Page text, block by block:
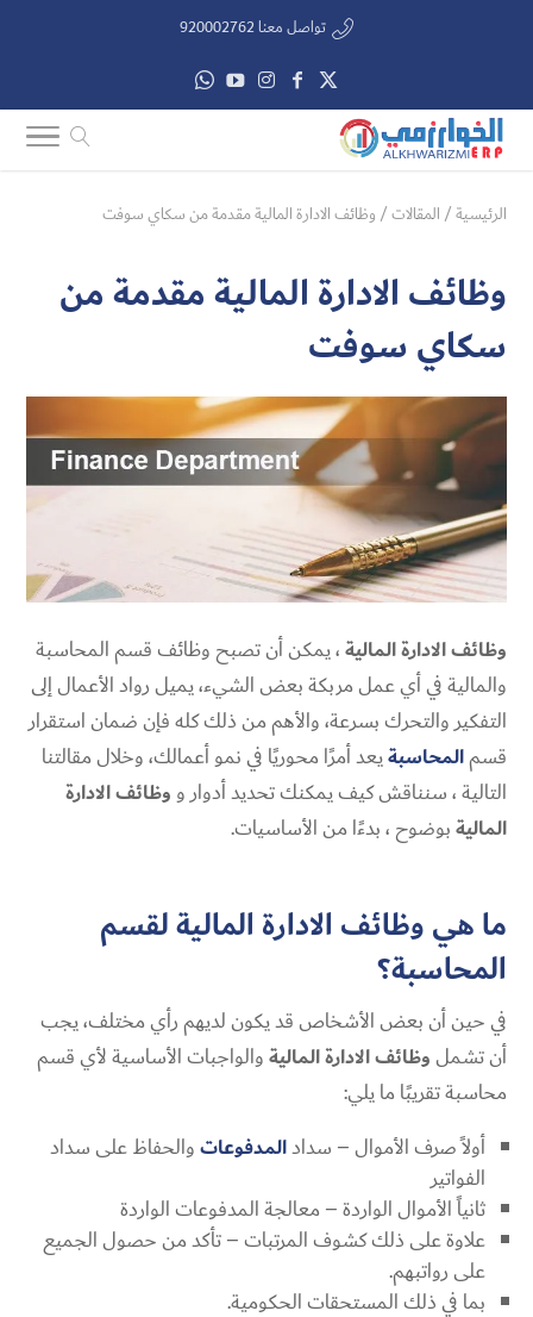
تواصل معنا 920002762
الرئيسية/ المقالات/ وظائف الادارة المالية مقدمة من سكاي سوفت
وظائف الادارة المالية مقدمة من
سكاي سوفت
وظائف الادارة المالية، يمكن أن تصبح وظائف قسم المحاسبة
والمالية في أي عمل مربكة بعض الشيء، يميل رواد الأعمال إلى
التفكير والتحرك بسرعة، والأهم من ذلك كله فإن ضمان استقرار
قسمالمحاسبةيعد أمرًا محوريًا في نمو أعمالك، وخلال مقالتنا
التالية ، سنناقش كيف يمكنك تحديد أدوار ووظائف الادارة
الماليةبوضوح ، بدءًا من الأساسيات.
ما هي وظائف الادارة المالية لقسم
المحاسبة؟
في حين أن بعض الأشخاص قد يكون لديهم رأي مختلف، يجب
أن تشملوظائف الادارة الماليةوالواجبات الأساسية لأي قسم
محاسبة تقريبًا ما يلي:
أولاً صرف الأموال – سدادالمدفوعاتوالحفاظ على سداد
الفواتير
ثانياً الأموال الواردة – معالجة المدفوعات الواردة
علاوة على ذلك كشوف المرتبات – تأكد من حصول الجميع
على رواتبهم.
بما في ذلك المستحقات الحكومية.